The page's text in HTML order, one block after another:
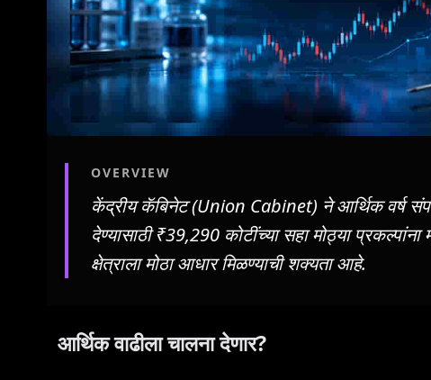
OVERVIEW
केंद्रीय कॅबिनेट (Union Cabinet) ने आर्थिक वर्ष
देण्यासाठी ₹39,290 कोटींच्या सहा मोठ्या
क्षेत्राला मोठा आधार मिळण्याची शक्यता आहे.
आर्थिक वाढीला चालना देणार?